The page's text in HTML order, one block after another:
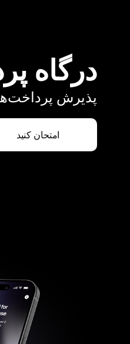
درگاه
پذیرش پرداخت‌ها با
امتحان کنید